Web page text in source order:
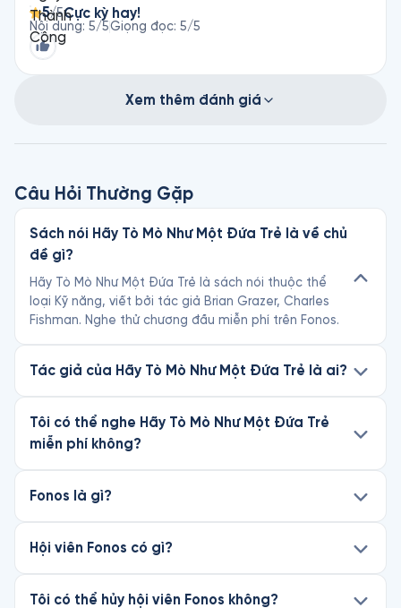
5/5Cực kỳ hay!
Nội dung: 5/5Giọng đọc: 5/5
Xem thêm đánh giá
Câu Hỏi Thường Gặp
Sách nói Hãy Tò Mò Như Một Đứa Trẻ là về chủ
đề gì?
Hãy Tò Mò Như Một Đứa Trẻ là sách nói thuộc thể
loại Kỹ năng, viết bởi tác giả Brian Grazer, Charles
Fishman. Nghe thử chương đầu miễn phí trên Fonos.
Tác giả của Hãy Tò Mò Như Một Đứa Trẻ là ai?
Tôi có thể nghe Hãy Tò Mò Như Một Đứa Trẻ
miễn phí không?
Fonos là gì?
Hội viên Fonos có gì?
Tôi có thể hủy hội viên Fonos không?